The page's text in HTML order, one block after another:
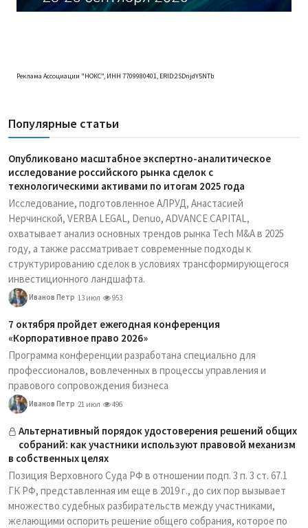
Реклама Ассоциации "НОКС", ИНН 7709980401, ERID:2SDnjdY5NTb
Популярные статьи
Опубликовано масштабное экспертно-аналитическое
исследование российского рынка сделок с
технологическими активами по итогам 2025 года
Исследование, подготовленное АЛРУД, Анастасией
Нерчинской, VERBA LEGAL, Denuo, ADVANCE CAPITAL,
охватывает анализ основных трендов рынка Tech M&A в 2025
году, а также рассматривает современные подходы к
структурированию сделок в условиях трансформирующегося
инвестиционного ландшафта.
Иванов Петр 13 июл 953
7 октября пройдет ежегодная конференция
«Корпоративное право 2026»
Программа конференции разработана специально для
профессионалов, вовлеченных в процессы управления и
правового сопровождения бизнеса
Иванов Петр 21 июл 496
Альтернативный порядок удостоверения решений общих
собраний: как участники используют правовой механизм
в собственных целях
Позиция Верховного Суда РФ в отношении подп. 3 п. 3 ст. 67.1
ГК РФ, представленная им еще в 2019 г., до сих пор вызывает
множество судебных разбирательств между участниками,
желающими оспорить решение общего собрания, которое по